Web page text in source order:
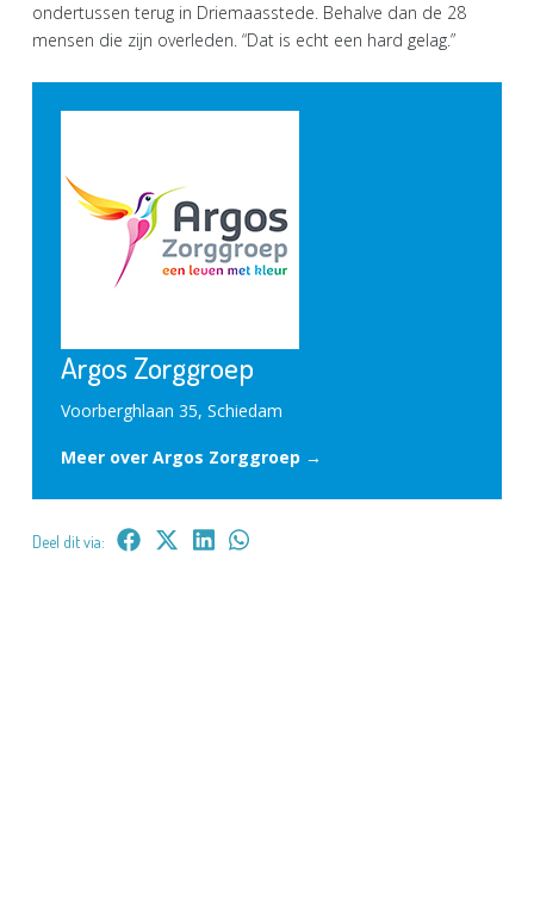
ondertussen terug in Driemaasstede. Behalve dan de 28
mensen die zijn overleden. “Dat is echt een hard gelag.”
Argos Zorggroep
Voorberghlaan 35, Schiedam
Meer over Argos Zorggroep →
Deel dit via: